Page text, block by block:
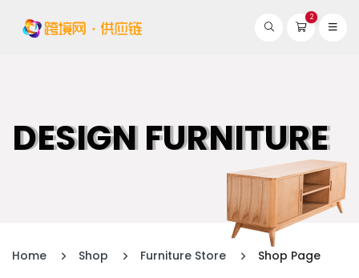
2
DESIGN FURNITURE
Home Shop Furniture Store Shop Page